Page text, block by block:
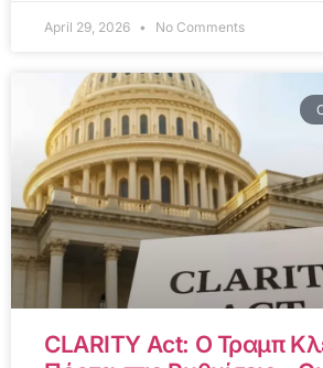
April 29, 2026 No Comments
CLARITY Act: Ο Τραμπ